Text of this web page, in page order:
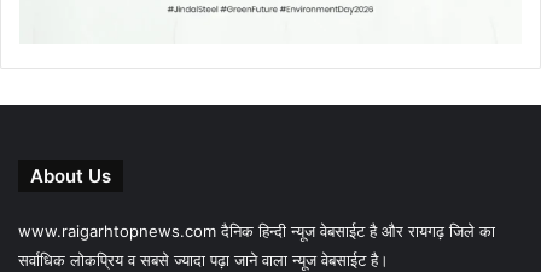
About Us
www.raigarhtopnews.com दैनिक हिन्दी न्यूज वेबसाईट है और रायगढ़ जिले का
सर्वाधिक लोकप्रिय व सबसे ज्यादा पढ़ा जाने वाला न्यूज वेबसाईट है।